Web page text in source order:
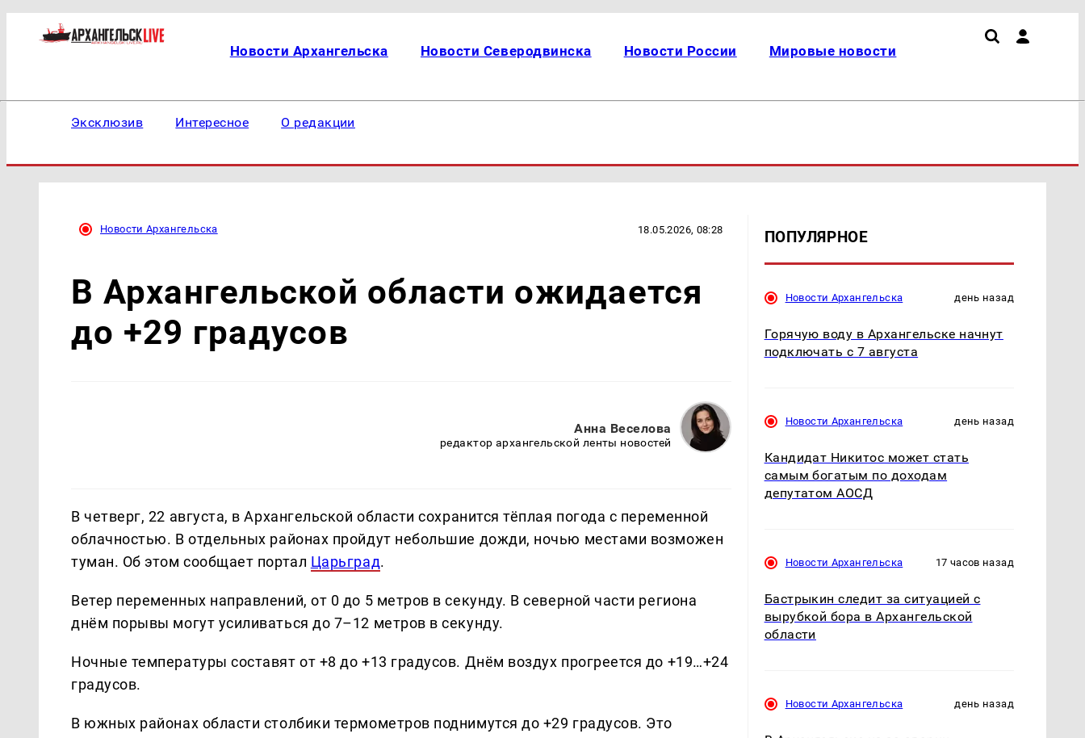
Новости Архангельска Новости Северодвинска Новости России Мировые новости
Эксклюзив Интересное О редакции
Новости Архангельска 18.05.2026, 08:28
В Архангельской области ожидается
до +29 градусов
Анна Веселова
редактор архангельской ленты новостей
В четверг, 22 августа, в Архангельской области сохранится тёплая погода с переменной
облачностью. В отдельных районах пройдут небольшие дожди, ночью местами возможен
туман. Об этом сообщает портал Царьград.
Ветер переменных направлений, от 0 до 5 метров в секунду. В северной части региона
днём порывы могут усиливаться до 7–12 метров в секунду.
Ночные температуры составят от +8 до +13 градусов. Днём воздух прогреется до +19…+24
градусов.
В южных районах области столбики термометров поднимутся до +29 градусов. Это
ПОПУЛЯРНОЕ
Новости Архангельска день назад
Горячую воду в Архангельске начнут
подключать с 7 августа
Новости Архангельска день назад
Кандидат Никитос может стать
самым богатым по доходам
депутатом АОСД
Новости Архангельска 17 часов назад
Бастрыкин следит за ситуацией с
вырубкой бора в Архангельской
области
Новости Архангельска день назад